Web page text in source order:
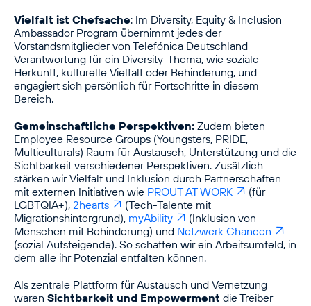
Vielfalt ist Chefsache: Im Diversity, Equity & Inclusion
Ambassador Program übernimmt jedes der
Vorstandsmitglieder von Telefónica Deutschland
Verantwortung für ein Diversity-Thema, wie soziale
Herkunft, kulturelle Vielfalt oder Behinderung, und
engagiert sich persönlich für Fortschritte in diesem
Bereich.
Gemeinschaftliche Perspektiven: Zudem bieten
Employee Resource Groups (Youngsters, PRIDE,
Multiculturals) Raum für Austausch, Unterstützung und die
Sichtbarkeit verschiedener Perspektiven. Zusätzlich
stärken wir Vielfalt und Inklusion durch Partnerschaften
mit externen Initiativen wie PROUT AT WORK
(für
LGBTQIA+), 2hearts
(Tech-Talente mit
Migrationshintergrund), myAbility
(Inklusion von
Menschen mit Behinderung) und Netzwerk Chancen
(sozial Aufsteigende). So schaffen wir ein Arbeitsumfeld, in
dem alle ihr Potenzial entfalten können.
Als zentrale Plattform für Austausch und Vernetzung
waren Sichtbarkeit und Empowerment die Treiber